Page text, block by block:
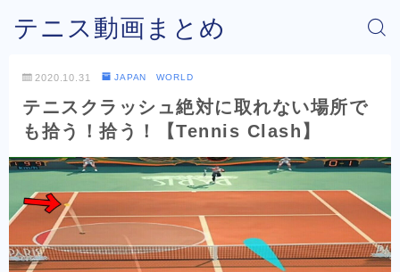
テニス動画まとめ
2020.10.31 JAPAN WORLD
テニスクラッシュ絶対に取れない場所で
も拾う！拾う！【Tennis Clash】